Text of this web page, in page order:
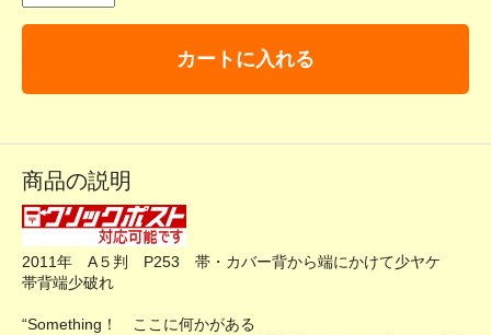
カートに入れる
商品の説明
2011年 A５判 P253 帯・カバー背から端にかけて少ヤケ
帯背端少破れ
“Something！ ここに何かがある